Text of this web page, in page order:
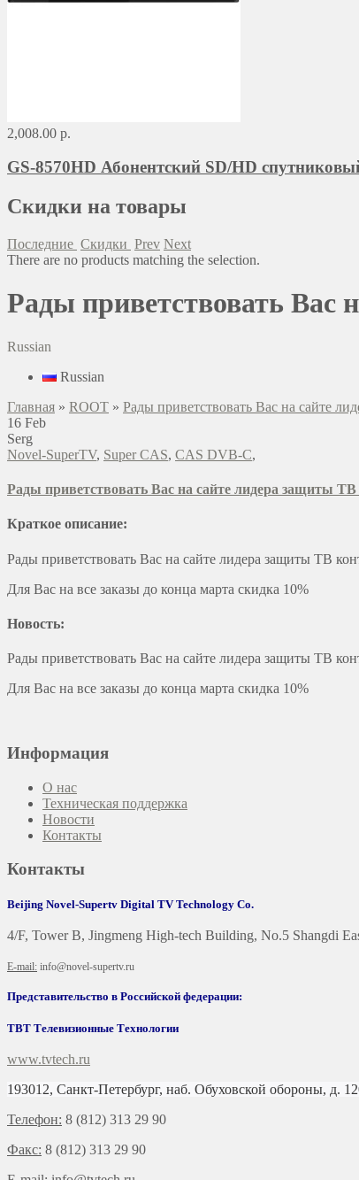
2,008.00 р.
GS-8570HD Абонентский SD/HD
Скидки на товары
Последние Скидки Prev Next
There are no products matching the selection.
Рады приветствовать Вас
Russian
Russian
Главная » ROOT » Рады приветствовать Вас на сайте
16 Feb
Serg
Novel-SuperTV, Super CAS, CAS DVB-C,
Рады приветствовать Вас на сайте лидера защиты
Краткое описание:
Рады приветствовать Вас на сайте лидера защиты ТВ
Для Вас на все заказы до конца марта скидка 10%
Новость:
Рады приветствовать Вас на сайте лидера защиты ТВ
Для Вас на все заказы до конца марта скидка 10%
Информация
О нас
Техническая поддержка
Новости
Контакты
Контакты
Beijing Novel-Supertv Digital TV Technology Co.
4/F, Tower B, Jingmeng High-tech Building, No.5 Shangdi
E-mail: info@novel-supertv.ru
Представительство в Российской федерации:
ТВТ Телевизионные Технологии
www.tvtech.ru
193012, Санкт-Петербург, наб. Обуховской обороны, д.
Телефон: 8 (812) 313 29 90
Факс: 8 (812) 313 29 90